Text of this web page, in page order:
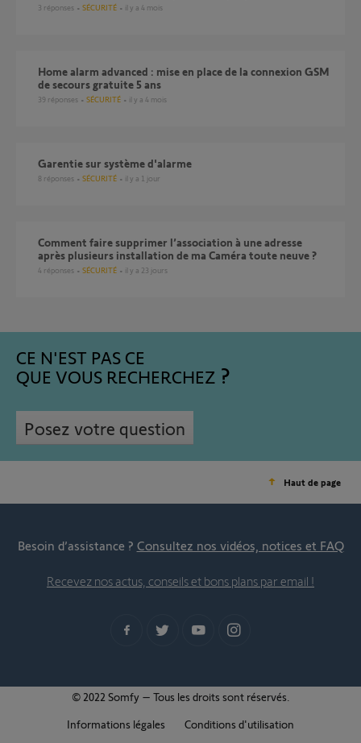
3 réponses SÉCURITÉ il y a 4 mois
Home alarm advanced : mise en place de la connexion GSM
de secours gratuite 5 ans
39 réponses SÉCURITÉ il y a 4 mois
Garentie sur système d'alarme
8 réponses SÉCURITÉ il y a 1 jour
Comment faire supprimer l’association à une adresse
après plusieurs installation de ma Caméra toute neuve ?
4 réponses SÉCURITÉ il y a 23 jours
CE N'EST PAS CE
QUE VOUS RECHERCHEZ
Posez votre question
Haut de page
Besoin d’assistance ? Consultez nos vidéos, notices et FAQ
Recevez nos actus, conseils et bons plans par email !
© 2022 Somfy – Tous les droits sont réservés.
Informations légales
Conditions d'utilisation